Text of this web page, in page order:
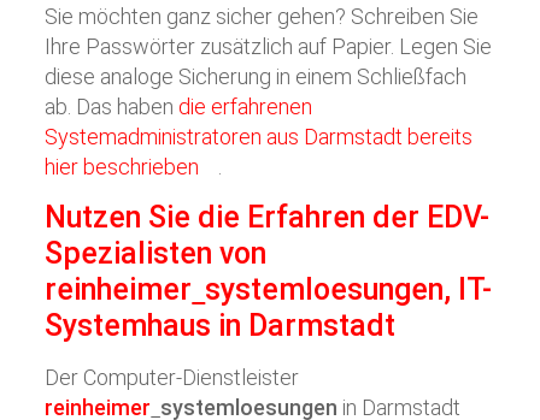
Sie möchten ganz sicher gehen? Schreiben Sie
Ihre Passwörter zusätzlich auf Papier. Legen Sie
diese analoge Sicherung in einem Schließfach
ab. Das haben die erfahrenen
Systemadministratoren aus Darmstadt bereits
hier beschrieben
Nutzen Sie die Erfahren der EDV-
Spezialisten von
reinheimer systemloesungen, IT-
Systemhaus in Darmstadt
Der Computer-Dienstleister
reinheimer systemloesungen in Darmstadt